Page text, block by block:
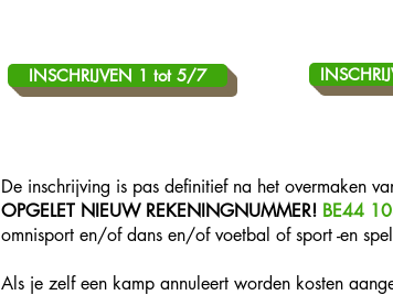
INSCHRIJVEN 1 tot 5/7
De inschrijving is pas definitief na het overmaken
OPGELET NIEUW REKENINGNUMMER! BE44
omnisport en/of dans en/of voetbal of sport -en
Als je zelf een kamp annuleert worden kosten